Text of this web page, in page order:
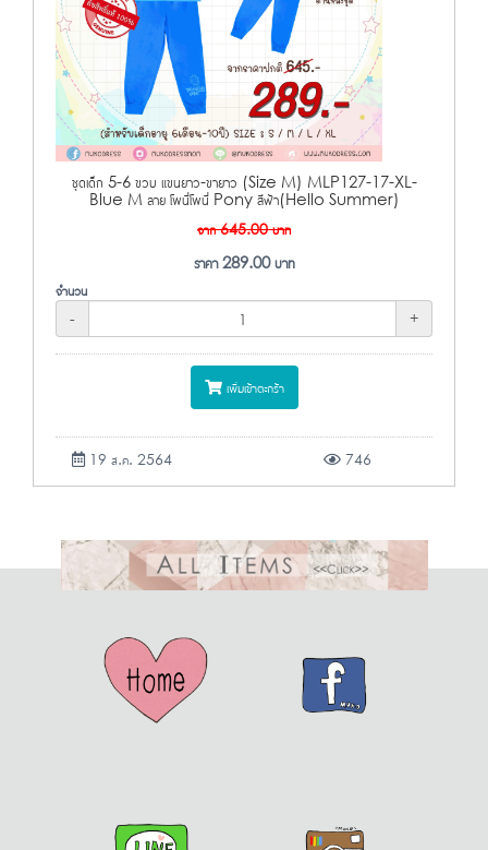
ชุดเด็ก 5-6 ขวบ แขนยาว-ขายาว (Size M) MLP127-17-XL-
Blue M ลาย โพนี่โพนี่ Pony สีฟ้า(Hello Summer)
จาก645.00บาท
ราคา289.00บาท
จำนวน
-
+
เพิ่มเข้าตะกร้า
19 ส.ค. 2564 746